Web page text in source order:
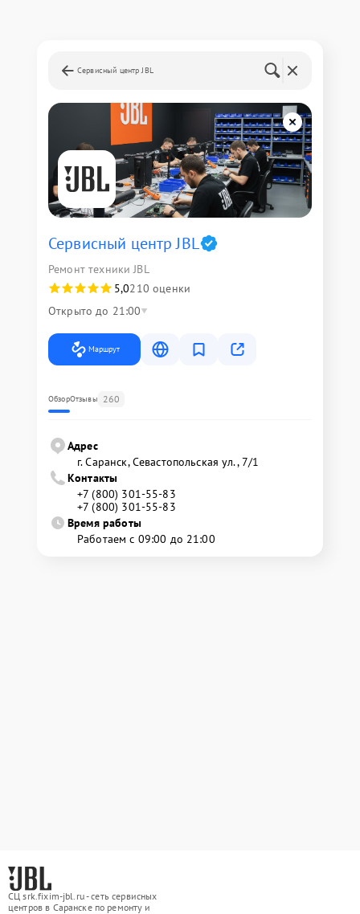
Сервисный центр JBL
Сервисный центр JBL
Ремонт техники JBL
5,0210 оценки
Открыто до 21:00
Маршрут
ОбзорОтзывы 260
Адрес
г. Саранск, Севастопольская ул., 7/1
Контакты
+7 (800) 301-55-83
+7 (800) 301-55-83
Время работы
Работаем с 09:00 до 21:00
СЦ srk.fixim-jbl.ru - сеть сервисных
центров в Саранске по ремонту и